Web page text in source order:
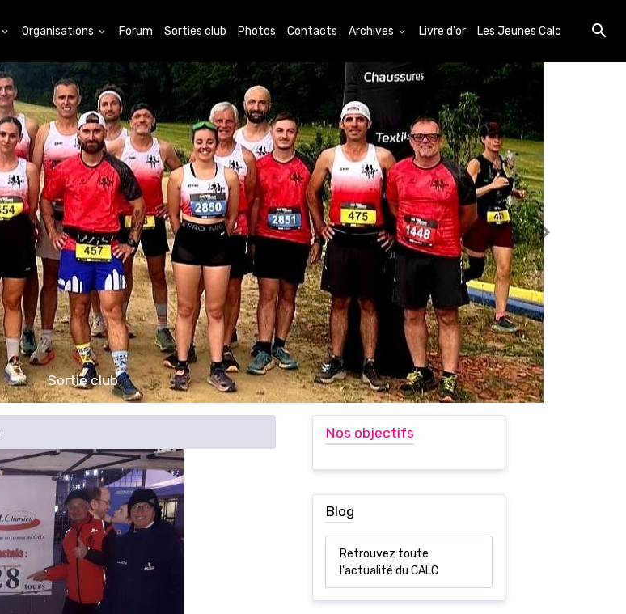
Organisations Forum Sorties club Photos Contacts Archives Livre d'or Les Jeunes Calc
Ecole d'athlétisme
Nos objectifs
Blog
Retrouvez toute
l'actualité du CALC